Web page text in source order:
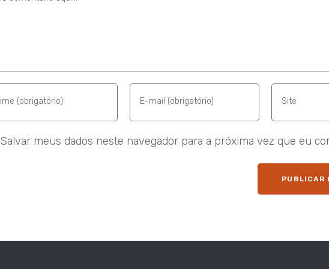
Salvar meus dados neste navegador para a próxima vez que eu